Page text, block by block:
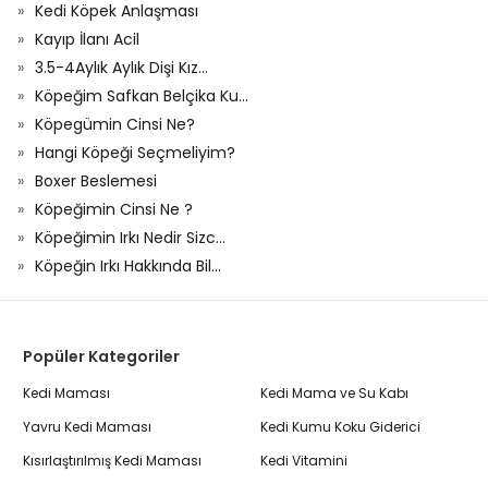
Kedi Köpek Anlaşması
Kayıp İlanı Acil
3.5-4Aylık Aylık Dişi Kız...
Köpeğim Safkan Belçika Ku...
Köpegümin Cinsi Ne?
Hangi Köpeği Seçmeliyim?
Boxer Beslemesi
Köpeğimin Cinsi Ne ?
Köpeğimin Irkı Nedir Sizc...
Köpeğin Irkı Hakkında Bil...
Popüler Kategoriler
Kedi Maması
Yavru Kedi Maması
Kısırlaştırılmış Kedi Maması
Kedi Mama ve Su Kabı
Kedi Kumu Koku Giderici
Kedi Vitamini